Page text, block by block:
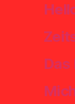
Das